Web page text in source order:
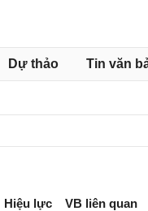
Dự thảo Tin văn
Hiệu lực VB liên quan